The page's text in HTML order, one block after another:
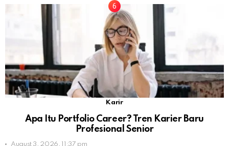
Karir
Apa Itu Portfolio Career? Tren Karier Baru
Profesional Senior
August 3, 2026, 11:37 pm